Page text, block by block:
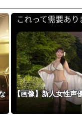
【画像】新人女性声